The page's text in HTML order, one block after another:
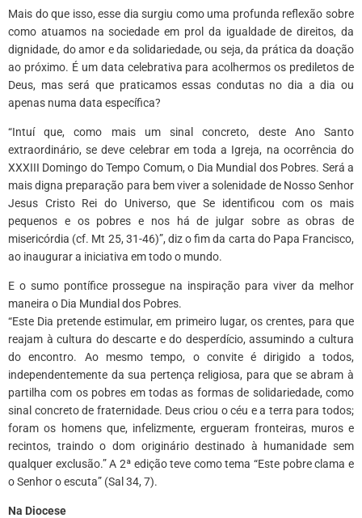
Mais do que isso, esse dia surgiu como uma profunda reflexão sobre
como atuamos na sociedade em prol da igualdade de direitos, da
dignidade, do amor e da solidariedade, ou seja, da prática da doação
ao próximo. É um data celebrativa para acolhermos os prediletos de
Deus, mas será que praticamos essas condutas no dia a dia ou
apenas numa data específica?
“Intuí que, como mais um sinal concreto, deste Ano Santo
extraordinário, se deve celebrar em toda a Igreja, na ocorrência do
XXXIII Domingo do Tempo Comum, o Dia Mundial dos Pobres. Será a
mais digna preparação para bem viver a solenidade de Nosso Senhor
Jesus Cristo Rei do Universo, que Se identificou com os mais
pequenos e os pobres e nos há de julgar sobre as obras de
misericórdia (cf. Mt 25, 31-46)”, diz o fim da carta do Papa Francisco,
ao inaugurar a iniciativa em todo o mundo.
E o sumo pontífice prossegue na inspiração para viver da melhor
maneira o Dia Mundial dos Pobres.
“Este Dia pretende estimular, em primeiro lugar, os crentes, para que
reajam à cultura do descarte e do desperdício, assumindo a cultura
do encontro. Ao mesmo tempo, o convite é dirigido a todos,
independentemente da sua pertença religiosa, para que se abram à
partilha com os pobres em todas as formas de solidariedade, como
sinal concreto de fraternidade. Deus criou o céu e a terra para todos;
foram os homens que, infelizmente, ergueram fronteiras, muros e
recintos, traindo o dom originário destinado à humanidade sem
qualquer exclusão.” A 2ª edição teve como tema “Este pobre clama e
o Senhor o escuta” (Sal 34, 7).
Na Diocese